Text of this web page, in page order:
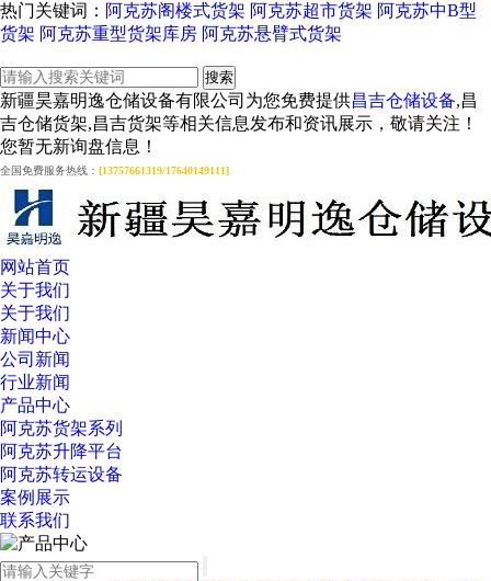
热门关键词： 阿克苏阁楼式货架 阿克苏超市货架 阿克苏中B型
货架 阿克苏重型货架库房 阿克苏悬臂式货架
新疆昊嘉明逸仓储设备有限公司为您免费提供昌吉仓储设备,昌
吉仓储货架,昌吉货架等相关信息发布和资讯展示，敬请关注！
您暂无新询盘信息！
全国免费服务热线： [13757661319/17640149111]
网站首页
关于我们
关于我们
新闻中心
公司新闻
行业新闻
产品中心
阿克苏货架系列
阿克苏升降平台
阿克苏转运设备
案例展示
联系我们